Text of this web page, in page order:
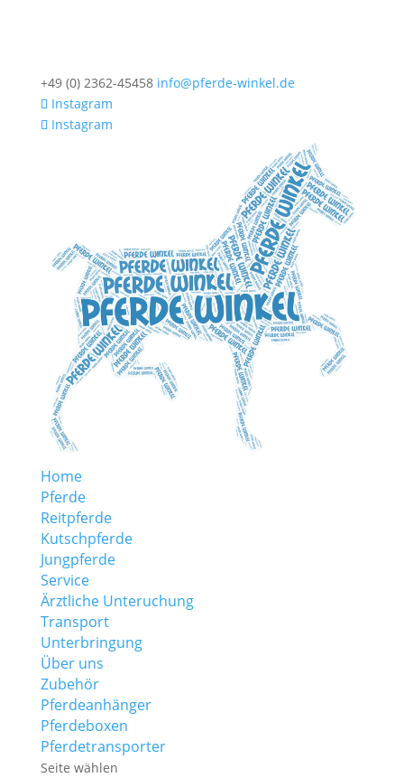
+49 (0) 2362-45458 info@pferde-winkel.de
Instagram
Instagram
Home
Pferde
Reitpferde
Kutschpferde
Jungpferde
Service
Ärztliche Unteruchung
Transport
Unterbringung
Über uns
Zubehör
Pferdeanhänger
Pferdeboxen
Pferdetransporter
Seite wählen